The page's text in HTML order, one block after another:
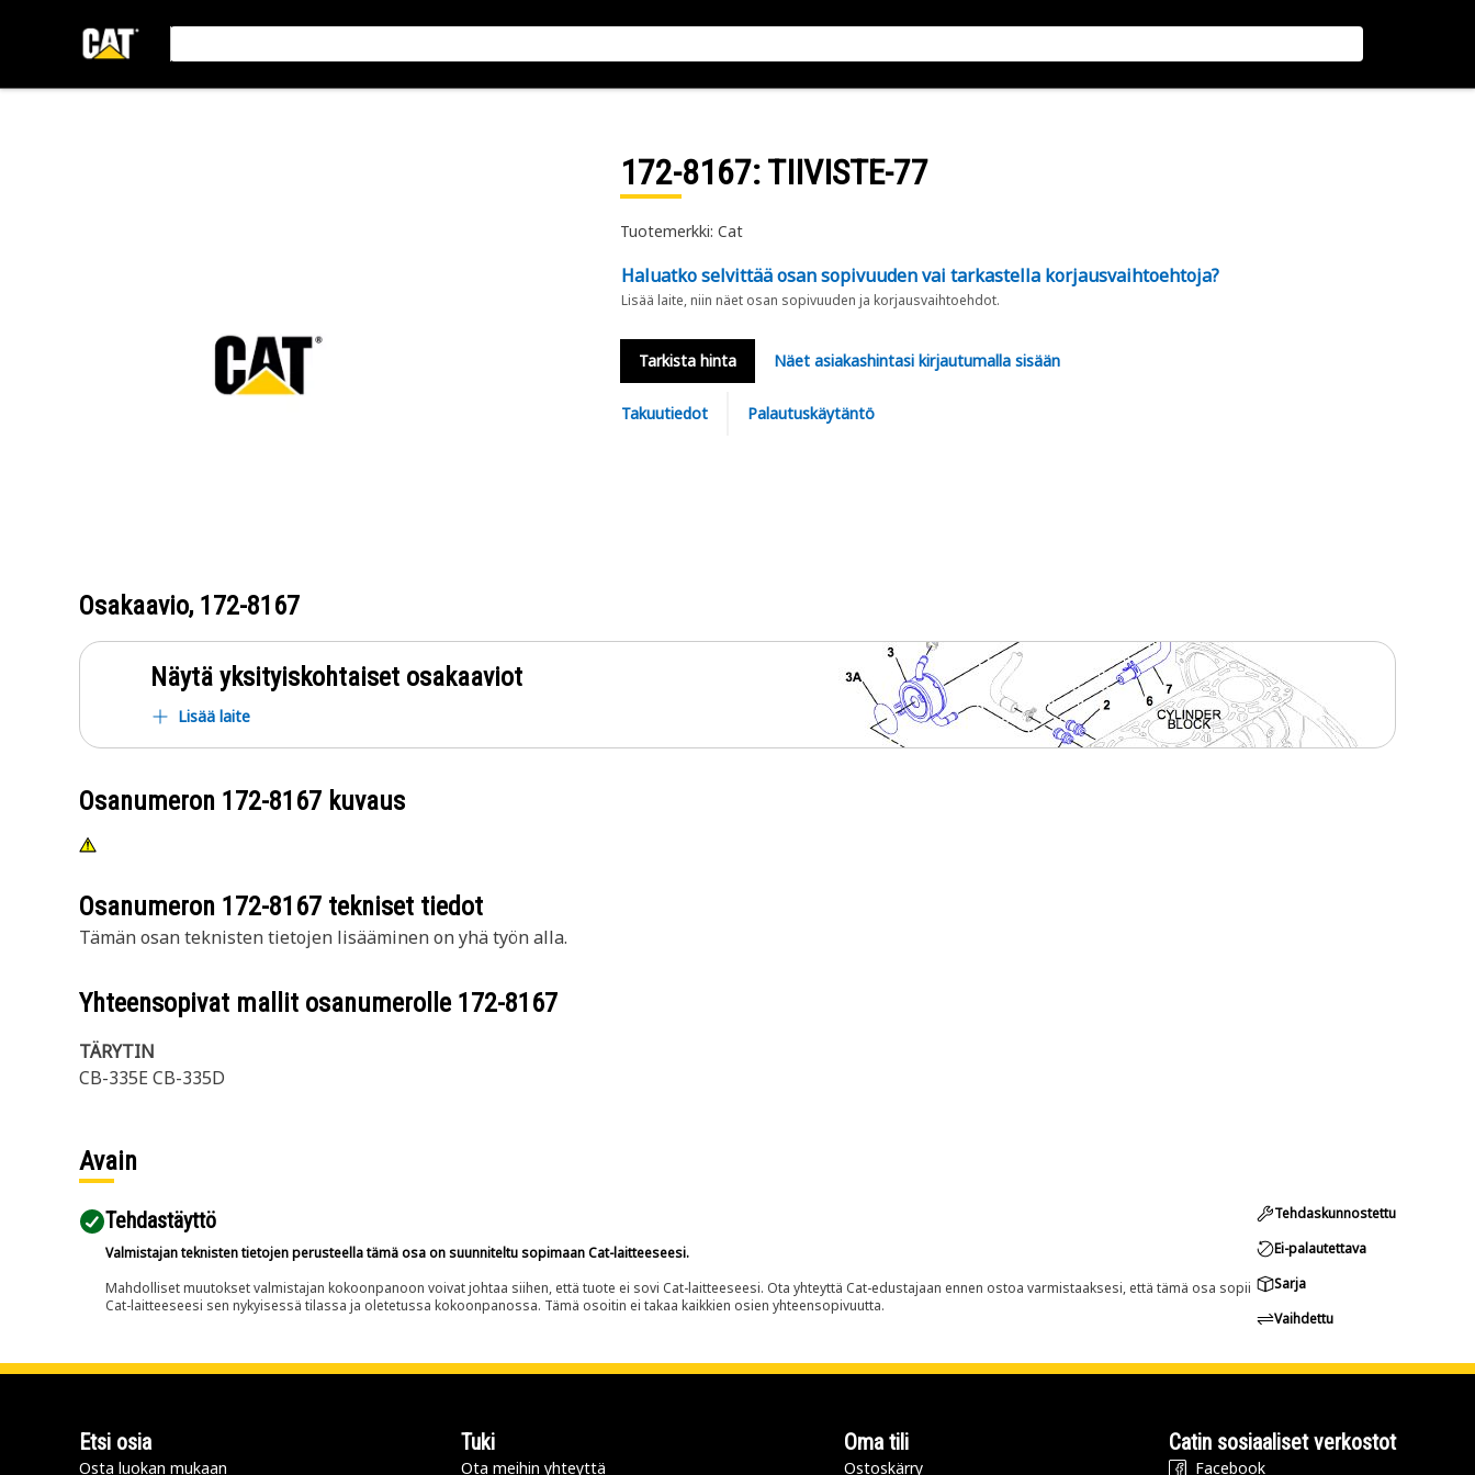
172-8167: TIIVISTE-77
Tuotemerkki: Cat
Haluatko selvittää osan sopivuuden vai tarkastella korjausvaihtoehtoja?
Lisää laite, niin näet osan sopivuuden ja korjausvaihtoehdot.
Tarkista hinta Näet asiakashintasi kirjautumalla sisään
Takuutiedot Palautuskäytäntö
Osakaavio, 172-8167
Näytä yksityiskohtaiset osakaaviot
Lisää laite
Osanumeron 172-8167 kuvaus
Osanumeron 172-8167 tekniset tiedot
Tämän osan teknisten tietojen lisääminen on yhä työn alla.
Yhteensopivat mallit osanumerolle 172-8167
TÄRYTIN
CB-335E CB-335D
Avain
Tehdastäyttö
Valmistajan teknisten tietojen perusteella tämä osa on suunniteltu sopimaan Cat-laitteeseesi.
Mahdolliset muutokset valmistajan kokoonpanoon voivat johtaa siihen, että tuote ei sovi Cat-laitteeseesi. Ota yhteyttä Cat-edustajaan ennen ostoa varmistaaksesi, että tämä osa sopii
Cat-laitteeseesi sen nykyisessä tilassa ja oletetussa kokoonpanossa. Tämä osoitin ei takaa kaikkien osien yhteensopivuutta.
Tehdaskunnostettu
Ei-palautettava
Sarja
Vaihdettu
Etsi osia
Osta luokan mukaan
Tuki
Ota meihin yhteyttä
Oma tili
Ostoskärry
Catin sosiaaliset verkostot
Facebook